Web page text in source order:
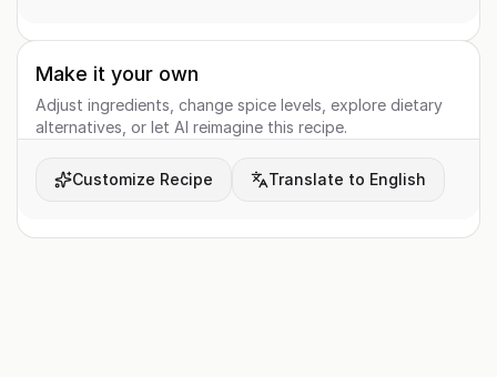
Make it your own
Adjust ingredients, change spice levels, explore dietary
alternatives, or let AI reimagine this recipe.
Customize Recipe Translate to English